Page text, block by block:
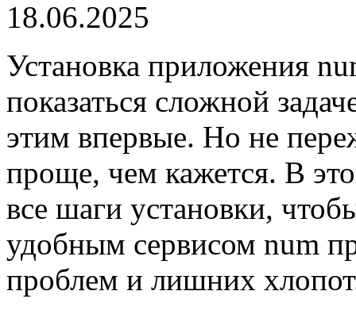
18.06.2025
Установка приложения
показаться сложной
этим впервые. Но не
проще, чем кажется. В
все шаги установки,
удобным сервисом num
проблем и лишних